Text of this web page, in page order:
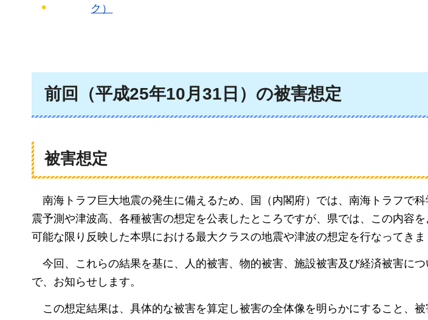
ク）
前回（平成25年10月31日）の被害想定
被害想定
南海トラフ巨大地震の発生に備えるため、国（内閣府）では、南海トラフで
震予測や津波高、各種被害の想定を公表したところですが、県では、この内容
可能な限り反映した本県における最大クラスの地震や津波の想定を行なってきま
今回、これらの結果を基に、人的被害、物的被害、施設被害及び経済被害に
で、お知らせします。
この想定結果は、具体的な被害を算定し被害の全体像を明らかにすること、